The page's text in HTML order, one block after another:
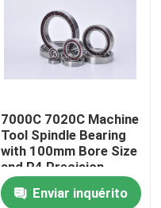
7000C 7020C Machine
Tool Spindle Bearing
with 100mm Bore Size
and P4 Precision
Rating for High
Performance
Enviar inquérito